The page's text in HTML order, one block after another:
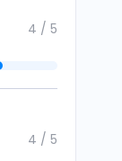
4 / 5
4 / 5